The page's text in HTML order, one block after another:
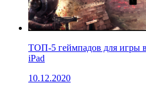
ТОП-5 геймпадов для игры
iPad
10.12.2020